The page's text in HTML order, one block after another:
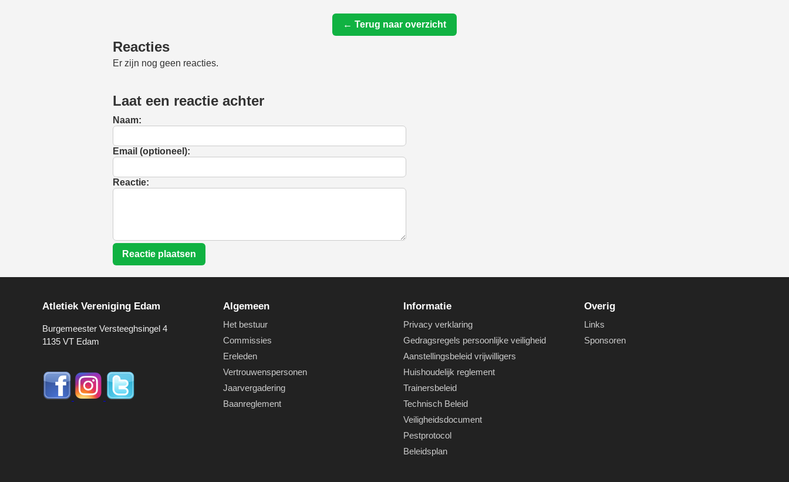
← Terug naar overzicht
Reacties
Er zijn nog geen reacties.
Laat een reactie achter
Naam:
Email (optioneel):
Reactie:
Reactie plaatsen
Atletiek Vereniging Edam
Burgemeester Versteeghsingel 4
1135 VT Edam
Algemeen
Het bestuur
Commissies
Ereleden
Vertrouwenspersonen
Jaarvergadering
Baanreglement
Informatie
Privacy verklaring
Gedragsregels persoonlijke veiligheid
Aanstellingsbeleid vrijwilligers
Huishoudelijk reglement
Trainersbeleid
Technisch Beleid
Veiligheidsdocument
Pestprotocol
Beleidsplan
Overig
Links
Sponsoren